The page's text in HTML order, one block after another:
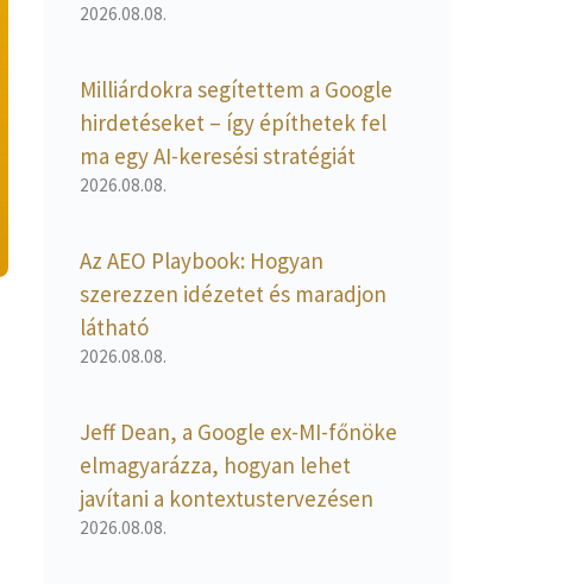
2026.08.08.
Milliárdokra segítettem a Google
hirdetéseket – így építhetek fel
ma egy AI-keresési stratégiát
2026.08.08.
Az AEO Playbook: Hogyan
szerezzen idézetet és maradjon
látható
2026.08.08.
Jeff Dean, a Google ex-MI-főnöke
elmagyarázza, hogyan lehet
javítani a kontextustervezésen
2026.08.08.